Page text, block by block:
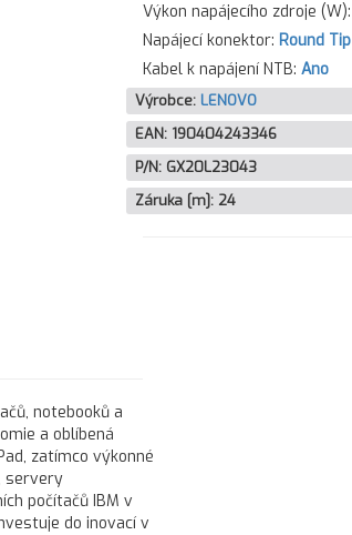
notebooků a
a oblíbená
zatímco výkonné
servery
počítačů IBM v
do inovací v
Výkon napájecího zdroje (W):
Napájecí konektor: Round Tip
Kabel k napájení NTB: Ano
Výrobce: LENOVO
EAN: 190404243346
P/N: GX20L23043
Záruka [m]: 24